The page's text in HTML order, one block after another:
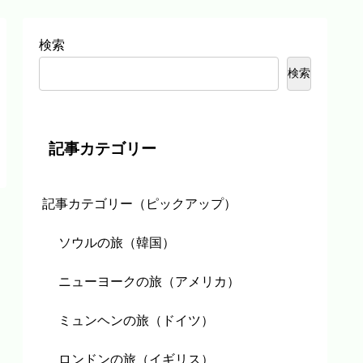
検索
検索
記事カテゴリー
記事カテゴリー（ピックアップ）
ソウルの旅（韓国）
ニューヨークの旅（アメリカ）
ミュンヘンの旅（ドイツ）
ロンドンの旅（イギリス）